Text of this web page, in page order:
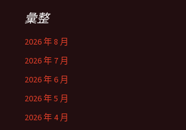
彙整
2026 年 8 月
2026 年 7 月
2026 年 6 月
2026 年 5 月
2026 年 4 月